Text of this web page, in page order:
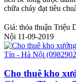
chữa cháy đạt tiêu
Giá: thỏa thuận Triệu
Nội 11-09-2019
Cho thuê kho